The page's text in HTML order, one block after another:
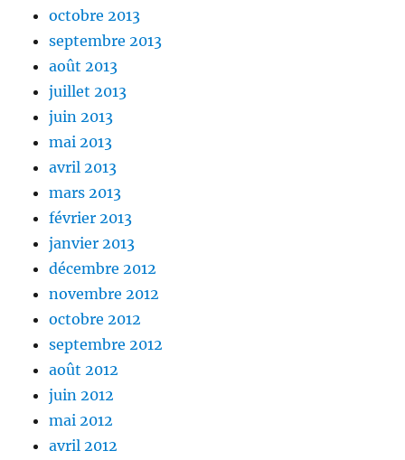
octobre 2013
septembre 2013
août 2013
juillet 2013
juin 2013
mai 2013
avril 2013
mars 2013
février 2013
janvier 2013
décembre 2012
novembre 2012
octobre 2012
septembre 2012
août 2012
juin 2012
mai 2012
avril 2012